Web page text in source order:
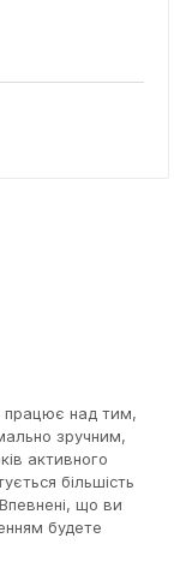
працює над тим,
зручним,
активного
більшість
що ви
будете